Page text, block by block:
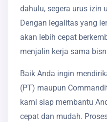
dahulu, segera urus izin
Dengan legalitas yang
akan lebih cepat
menjalin kerja sama
Baik Anda ingin
(PT) maupun
kami siap membantu
cepat dan mudah.